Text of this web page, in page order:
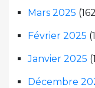
Mars 2025
Février 2025
Janvier 2025
Décembre